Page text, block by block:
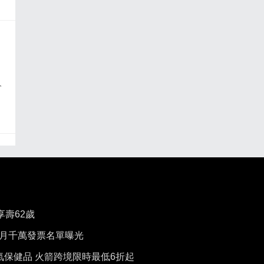
壽62歲
千萬發票名單曝光
健品 火箭跨境限時最低6折起